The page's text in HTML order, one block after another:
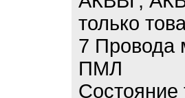
только
7
ПМЛ
Состояние